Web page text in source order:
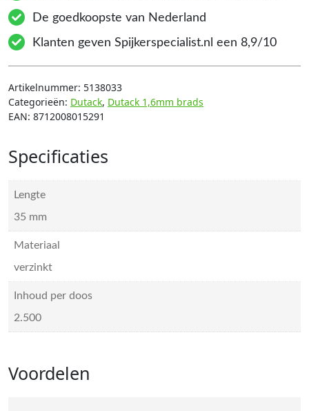
De goedkoopste van Nederland
Klanten geven Spijkerspecialist.nl een 8,9/10
Artikelnummer: 5138033
Categorieën: Dutack, Dutack 1,6mm brads
EAN: 8712008015291
Specificaties
Lengte
35 mm
Materiaal
verzinkt
Inhoud per doos
2.500
Voordelen